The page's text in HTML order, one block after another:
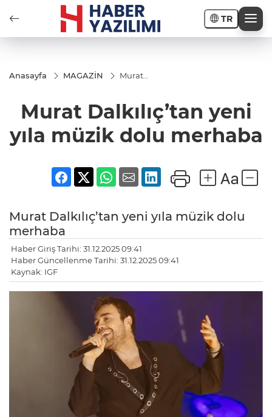
TR
Anasayfa MAGAZİN
Murat
müzik dolu
merhaba
Murat Dalkılıç’tan yeni
yıla müzik dolu merhaba
Murat Dalkılıç’tan yeni yıla müzik dolu
merhaba
Haber Giriş Tarihi: 31.12.2025 09:41
Haber Güncellenme Tarihi: 31.12.2025 09:41
Kaynak: IGF